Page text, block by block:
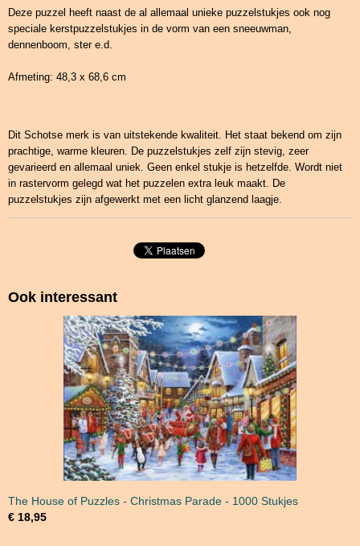
Deze puzzel heeft naast de al allemaal unieke puzzelstukjes ook nog
speciale kerstpuzzelstukjes in de vorm van een sneeuwman,
dennenboom, ster e.d.
Afmeting: 48,3 x 68,6 cm
Dit Schotse merk is van uitstekende kwaliteit. Het staat bekend om zijn
prachtige, warme kleuren. De puzzelstukjes zelf zijn stevig, zeer
gevarieerd en allemaal uniek. Geen enkel stukje is hetzelfde. Wordt niet
in rastervorm gelegd wat het puzzelen extra leuk maakt. De
puzzelstukjes zijn afgewerkt met een licht glanzend laagje.
Ook interessant
The House of Puzzles - Christmas Parade - 1000 Stukjes
€ 18,95